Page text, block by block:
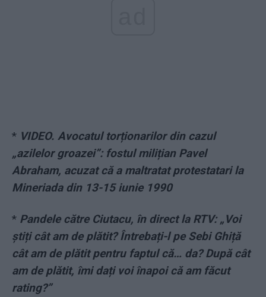
* VIDEO. Avocatul torționarilor din cazul
„azilelor groazei”: fostul milițian Pavel
Abraham, acuzat că a maltratat protestatari la
Mineriada din 13-15 iunie 1990
* Pandele către Ciutacu, în direct la RTV: „Voi
știți cât am de plătit? Întrebați-l pe Sebi Ghiță
cât am de plătit pentru faptul că… da? După cât
am de plătit, îmi dați voi înapoi că am făcut
rating?”